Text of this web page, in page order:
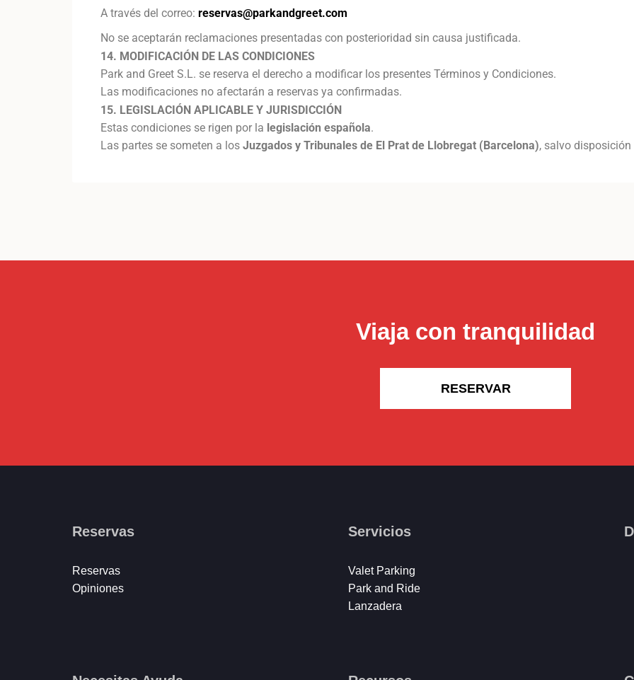
A través del correo: reservas@parkandgreet.com
No se aceptarán reclamaciones presentadas con posterioridad sin causa justificada.
14. MODIFICACIÓN DE LAS CONDICIONES
Park and Greet S.L. se reserva el derecho a modificar los presentes Términos y Condiciones.
Las modificaciones no afectarán a reservas ya confirmadas.
15. LEGISLACIÓN APLICABLE Y JURISDICCIÓN
Estas condiciones se rigen por la legislación española.
Las partes se someten a los Juzgados y Tribunales de El Prat de Llobregat (Barcelona), salvo
Viaja con tranquilidad
RESERVAR
Reservas
Reservas
Opiniones
Servicios
Valet Parking
Park and Ride
Lanzadera